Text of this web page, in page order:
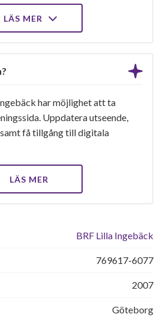
LÄS MER
har möjlighet att ta
Uppdatera utseende,
få tillgång till digitala
LÄS MER
BRF Lilla Ingebäck
769617-6077
2007
Göteborg